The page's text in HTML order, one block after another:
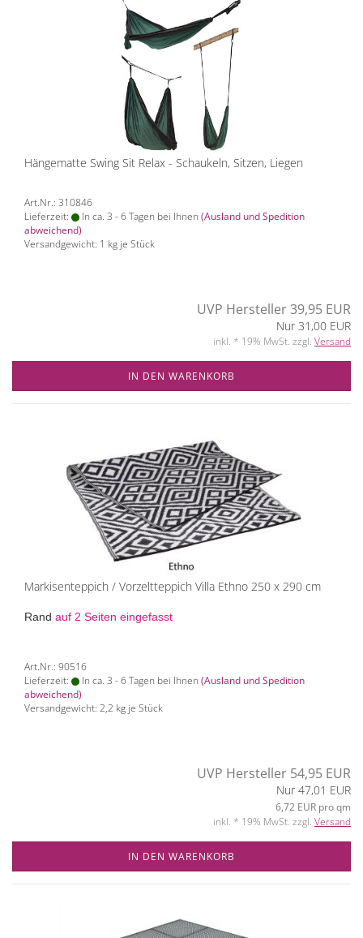
Hängematte Swing Sit Relax - Schaukeln, Sitzen, Liegen
Art.Nr.: 310846
Lieferzeit:
In ca. 3 - 6 Tagen bei Ihnen (Ausland und Spedition
abweichend)
Versandgewicht: 1 kg je Stück
UVP Hersteller 39,95 EUR
Nur 31,00 EUR
inkl. * 19% MwSt. zzgl. Versand
IN DEN WARENKORB
Markisenteppich / Vorzeltteppich Villa Ethno 250 x 290 cm
Rand auf 2 Seiten eingefasst
Art.Nr.: 90516
Lieferzeit:
In ca. 3 - 6 Tagen bei Ihnen (Ausland und Spedition
abweichend)
Versandgewicht: 2,2 kg je Stück
UVP Hersteller 54,95 EUR
Nur 47,01 EUR
6,72 EUR pro qm
inkl. * 19% MwSt. zzgl. Versand
IN DEN WARENKORB